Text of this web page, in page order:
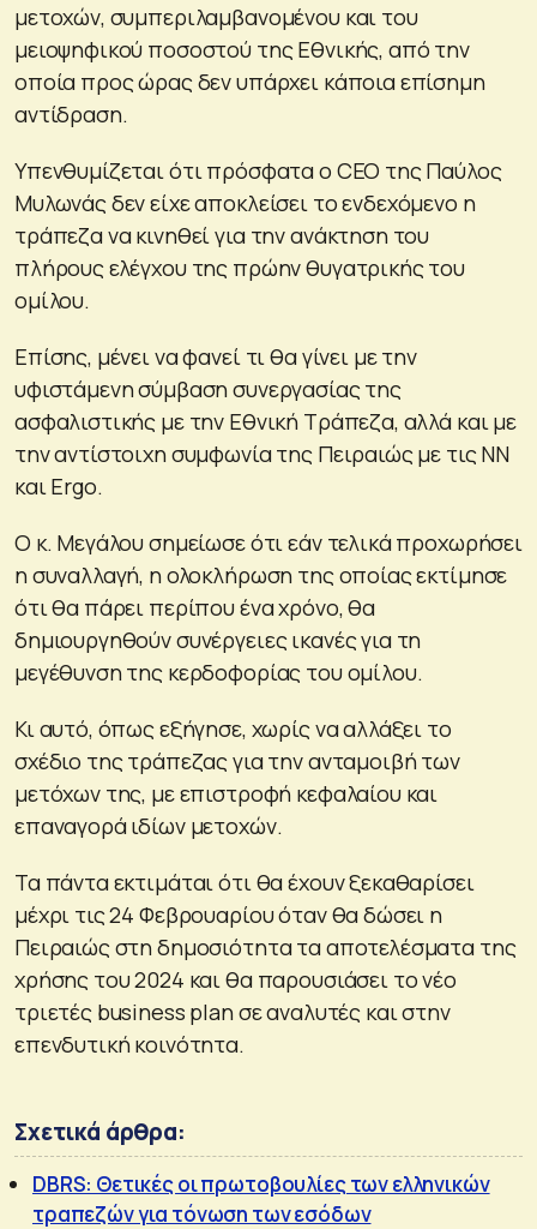
μετοχών, συμπεριλαμβανομένου και του
μειοψηφικού ποσοστού της Εθνικής, από την
οποία προς ώρας δεν υπάρχει κάποια επίσημη
αντίδραση.
Υπενθυμίζεται ότι πρόσφατα ο CEO της Παύλος
Μυλωνάς δεν είχε αποκλείσει το ενδεχόμενο η
τράπεζα να κινηθεί για την ανάκτηση του
πλήρους ελέγχου της πρώην θυγατρικής του
ομίλου.
Επίσης, μένει να φανεί τι θα γίνει με την
υφιστάμενη σύμβαση συνεργασίας της
ασφαλιστικής με την Εθνική Τράπεζα, αλλά και με
την αντίστοιχη συμφωνία της Πειραιώς με τις NN
και Ergo.
Ο κ. Μεγάλου σημείωσε ότι εάν τελικά προχωρήσει
η συναλλαγή, η ολοκλήρωση της οποίας εκτίμησε
ότι θα πάρει περίπου ένα χρόνο, θα
δημιουργηθούν συνέργειες ικανές για τη
μεγέθυνση της κερδοφορίας του ομίλου.
Κι αυτό, όπως εξήγησε, χωρίς να αλλάξει το
σχέδιο της τράπεζας για την ανταμοιβή των
μετόχων της, με επιστροφή κεφαλαίου και
επαναγορά ιδίων μετοχών.
Τα πάντα εκτιμάται ότι θα έχουν ξεκαθαρίσει
μέχρι τις 24 Φεβρουαρίου όταν θα δώσει η
Πειραιώς στη δημοσιότητα τα αποτελέσματα της
χρήσης του 2024 και θα παρουσιάσει το νέο
τριετές business plan σε αναλυτές και στην
επενδυτική κοινότητα.
Σχετικά άρθρα:
DBRS: Θετικές οι πρωτοβουλίες των ελληνικών
τραπεζών για τόνωση των εσόδων